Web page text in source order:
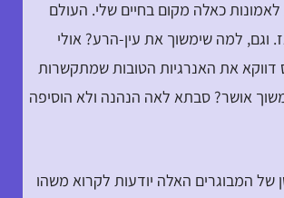
כאלה מקום בחיים שלי. העולם
למה שימשוך את עין-הרע? אולי
דווקא את האנרגיות הטובות שמתקשרות
אושר? סבתא לאה הנהנה ולא הוסיפה
של המבוגרים האלה יודעות לקרוא משהו